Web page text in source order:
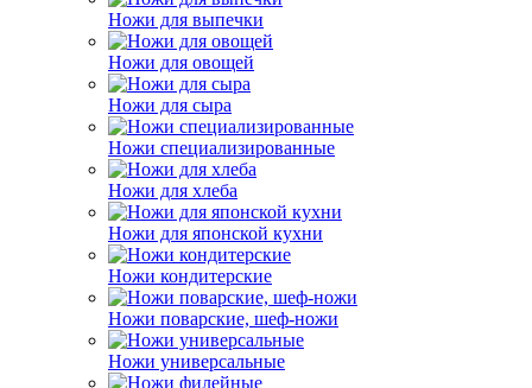
Ножи для выпечки
Ножи для овощей
Ножи для сыра
Ножи специализированные
Ножи для хлеба
Ножи для японской кухни
Ножи кондитерские
Ножи поварские, шеф-ножи
Ножи универсальные